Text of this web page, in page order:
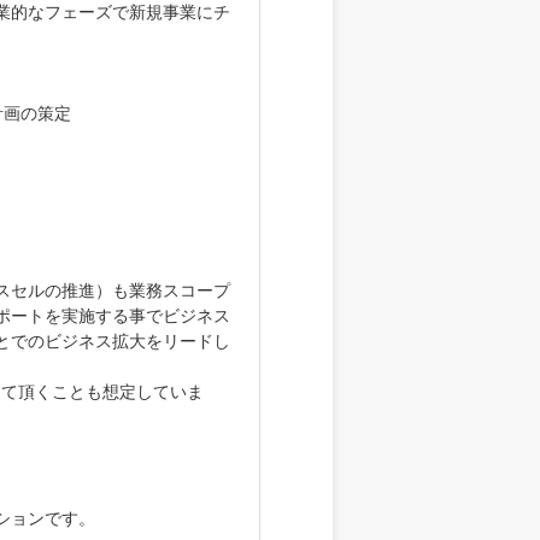
的なフェーズで新規事業にチ
の策定
セルの推進）も業務スコープ
ートを実施する事でビジネス
でのビジネス拡大をリードし
頂くことも想定していま
ンです。